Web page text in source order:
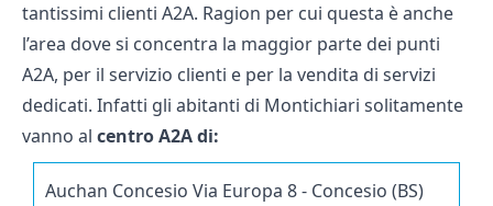
tantissimi clienti A2A. Ragion per cui questa è anche
l’area dove si concentra la maggior parte dei punti
A2A, per il servizio clienti e per la vendita di servizi
dedicati. Infatti gli abitanti di Montichiari solitamente
vanno al centro A2A di:
Auchan Concesio Via Europa 8 - Concesio (BS)